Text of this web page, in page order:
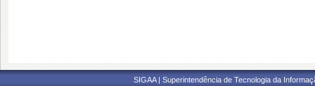
SIGAA | Superintendência de Tecnologia da